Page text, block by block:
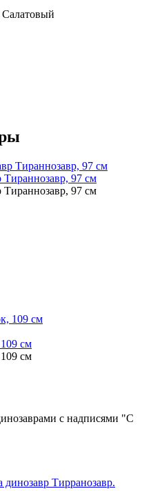
Салатовый
97 см
97 см
см
см
с надписями "С